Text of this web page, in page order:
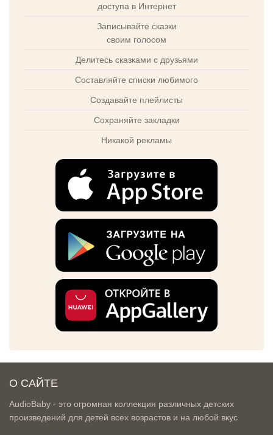
доступа в Интернет
Записывайте сказки
своим голосом
Делитесь сказками с друзьями
Составляйте списки любимого
Создавайте плейлисты
Сохраняйте закладки
Никакой рекламы
О САЙТЕ
AudioBaby - это огромная коллекция различных детских
произведений для детей всех возрастов и на любой вкус